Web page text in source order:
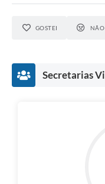
GOSTEI NÃO
Secretarias